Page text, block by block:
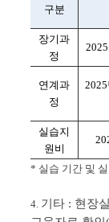
구분
장기과
정
연계과
정
실습지
원비
* 실습 기간 및
4. 기타 : 현장